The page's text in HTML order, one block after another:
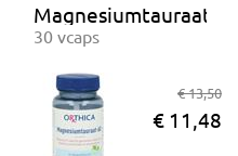
Magnesiumtauraat-60
30 vcaps
€ 13,50
€ 11,48